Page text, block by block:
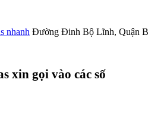
nhanh Đường Đinh Bộ Lĩnh, Quận
xin gọi vào các số